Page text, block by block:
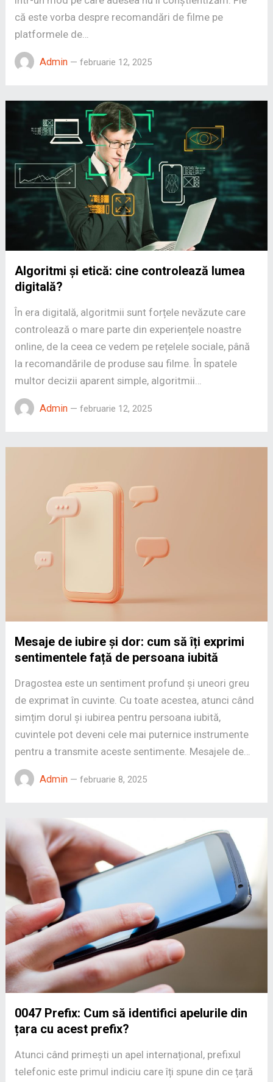
că este vorba despre recomandări de filme pe
platformele de…
Admin— februarie 12, 2025
Algoritmi și etică: cine controlează lumea
digitală?
În era digitală, algoritmii sunt forțele nevăzute care
controlează o mare parte din experiențele noastre
online, de la ceea ce vedem pe rețelele sociale, până
la recomandările de produse sau filme. În spatele
multor decizii aparent simple, algoritmii…
Admin— februarie 12, 2025
Mesaje de iubire și dor: cum să îți exprimi
sentimentele față de persoana iubită
Dragostea este un sentiment profund și uneori greu
de exprimat în cuvinte. Cu toate acestea, atunci când
simțim dorul și iubirea pentru persoana iubită,
cuvintele pot deveni cele mai puternice instrumente
pentru a transmite aceste sentimente. Mesajele de…
Admin— februarie 8, 2025
0047 Prefix: Cum să identifici apelurile din
țara cu acest prefix?
Atunci când primești un apel internațional, prefixul
telefonic este primul indiciu care îți spune din ce țară